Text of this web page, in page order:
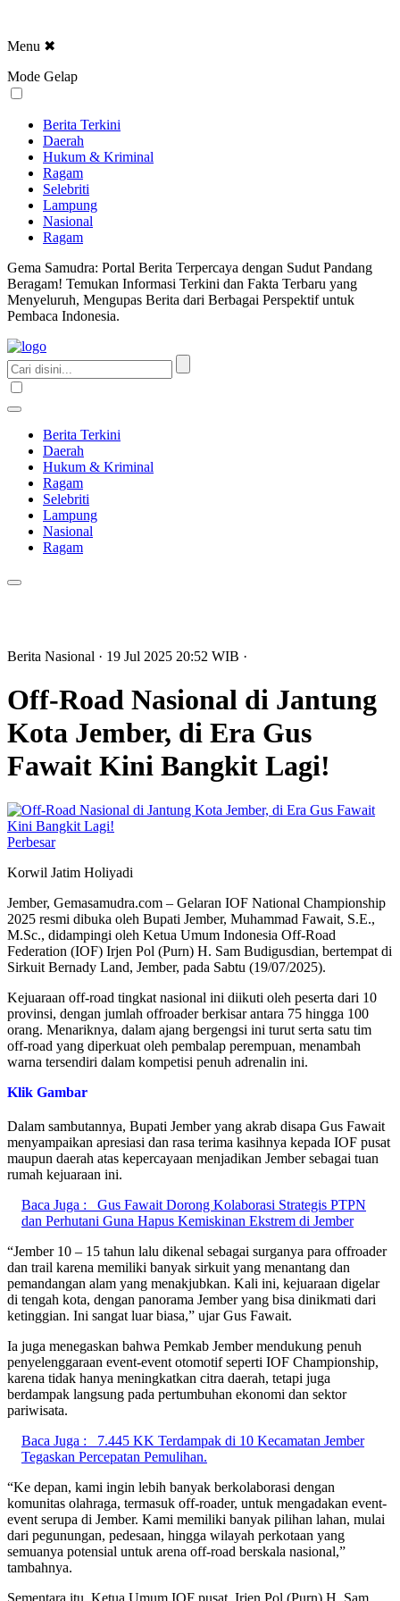
Menu ✖
Mode Gelap
Berita Terkini
Daerah
Hukum & Kriminal
Ragam
Selebriti
Lampung
Nasional
Ragam
Gema Samudra: Portal Berita Terpercaya dengan Sudut Pandang
Beragam! Temukan Informasi Terkini dan Fakta Terbaru yang
Menyeluruh, Mengupas Berita dari Berbagai Perspektif untuk
Pembaca Indonesia.
Berita Terkini
Daerah
Hukum & Kriminal
Ragam
Selebriti
Lampung
Nasional
Ragam
Berita Nasional · 19 Jul 2025 20:52 WIB ·
Off-Road Nasional di Jantung
Kota Jember, di Era Gus
Fawait Kini Bangkit Lagi!
Perbesar
Korwil Jatim Holiyadi
Jember, Gemasamudra.com – Gelaran IOF National Championship
2025 resmi dibuka oleh Bupati Jember, Muhammad Fawait, S.E.,
M.Sc., didampingi oleh Ketua Umum Indonesia Off-Road
Federation (IOF) Irjen Pol (Purn) H. Sam Budigusdian, bertempat di
Sirkuit Bernady Land, Jember, pada Sabtu (19/07/2025).
Kejuaraan off-road tingkat nasional ini diikuti oleh peserta dari 10
provinsi, dengan jumlah offroader berkisar antara 75 hingga 100
orang. Menariknya, dalam ajang bergengsi ini turut serta satu tim
off-road yang diperkuat oleh pembalap perempuan, menambah
warna tersendiri dalam kompetisi penuh adrenalin ini.
Klik Gambar
Dalam sambutannya, Bupati Jember yang akrab disapa Gus Fawait
menyampaikan apresiasi dan rasa terima kasihnya kepada IOF pusat
maupun daerah atas kepercayaan menjadikan Jember sebagai tuan
rumah kejuaraan ini.
Baca Juga :
Gus Fawait Dorong Kolaborasi Strategis PTPN
dan Perhutani Guna Hapus Kemiskinan Ekstrem di Jember
“Jember 10 – 15 tahun lalu dikenal sebagai surganya para offroader
dan trail karena memiliki banyak sirkuit yang menantang dan
pemandangan alam yang menakjubkan. Kali ini, kejuaraan digelar
di tengah kota, dengan panorama Jember yang bisa dinikmati dari
ketinggian. Ini sangat luar biasa,” ujar Gus Fawait.
Ia juga menegaskan bahwa Pemkab Jember mendukung penuh
penyelenggaraan event-event otomotif seperti IOF Championship,
karena tidak hanya meningkatkan citra daerah, tetapi juga
berdampak langsung pada pertumbuhan ekonomi dan sektor
pariwisata.
Baca Juga :
7.445 KK Terdampak di 10 Kecamatan Jember
Tegaskan Percepatan Pemulihan.
“Ke depan, kami ingin lebih banyak berkolaborasi dengan
komunitas olahraga, termasuk off-roader, untuk mengadakan event-
event serupa di Jember. Kami memiliki banyak pilihan lahan, mulai
dari pegunungan, pedesaan, hingga wilayah perkotaan yang
semuanya potensial untuk arena off-road berskala nasional,”
tambahnya.
Sementara itu, Ketua Umum IOF pusat, Irjen Pol (Purn) H. Sam